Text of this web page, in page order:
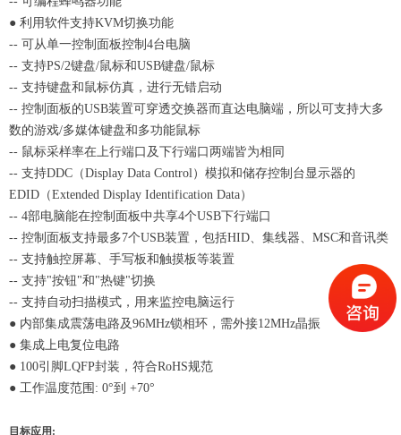
● 利用软件支持KVM切换功能
-- 可从单一控制面板控制4台电脑
-- 支持PS/2键盘/鼠标和USB键盘/鼠标
-- 支持键盘和鼠标仿真，进行无错启动
-- 控制面板的USB装置可穿透交换器而直达电脑端，所以可支持大多
数的游戏/多媒体键盘和多功能鼠标
-- 鼠标采样率在上行端口及下行端口两端皆为相同
-- 支持DDC（Display Data Control）模拟和储存控制台显示器的
EDID（Extended Display Identification Data）
-- 4部电脑能在控制面板中共享4个USB下行端口
-- 控制面板支持最多7个USB装置，包括HID、集线器、MSC和音讯类
-- 支持触控屏幕、手写板和触摸板等装置
-- 支持"按钮"和"热键"切换
-- 支持自动扫描模式，用来监控电脑运行
● 内部集成震荡电路及96MHz锁相环，需外接12MHz晶振
● 集成上电复位电路
● 100引脚LQFP封装，符合RoHS规范
● 工作温度范围: 0°到 +70°
目标应用: